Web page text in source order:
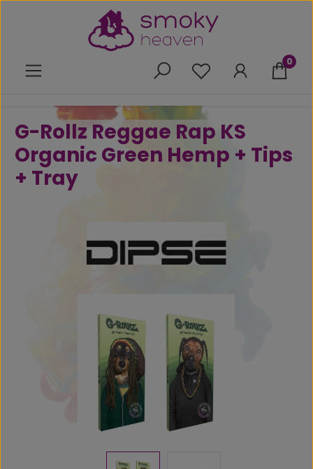
Zum Hauptinhalt springen
Du hast 0 Produkte
0
G-Rollz Reggae Rap KS
Organic Green Hemp + Tips
+ Tray